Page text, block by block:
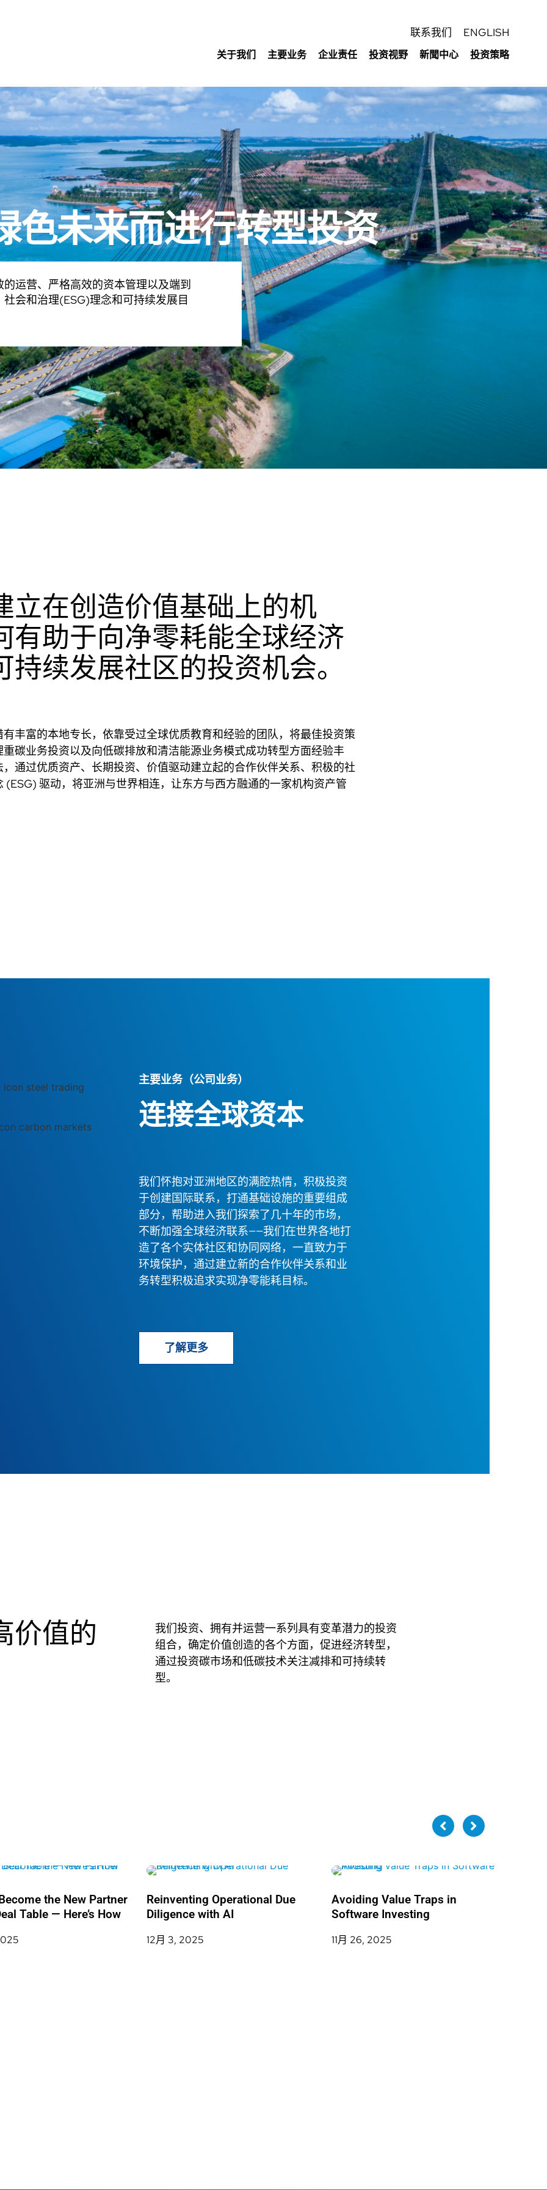
联系我们 ENGLISH
关于我们 主要业务 企业责任 投资视野 新聞中心 投资策略
色未来而进行转型投资
运营、严格高效的资本管理以及端到
会和治理(ESG)理念和可持续发展目
立在创造价值基础上的机
有助于向净零耗能全球经济
续发展社区的投资机会。
丰富的本地专长，依靠受过全球优质教育和经验的团队，将最佳投资策
碳业务投资以及向低碳排放和清洁能源业务模式成功转型方面经验丰
通过优质资产、长期投资、价值驱动建立起的合作伙伴关系、积极的社
(ESG) 驱动，将亚洲与世界相连，让东方与西方融通的一家机构资产管
主要业务（公司业务）
连接全球资本
我们怀抱对亚洲地区的满腔热情，积极投资
于创建国际联系，打通基础设施的重要组成
部分，帮助进入我们探索了几十年的市场，
不断加强全球经济联系——我们在世界各地打
造了各个实体社区和协同网络，一直致力于
环境保护，通过建立新的合作伙伴关系和业
务转型积极追求实现净零能耗目标。
了解更多
价值的
我们投资、拥有并运营一系列具有变革潜力的投资
组合，确定价值创造的各个方面，促进经济转型，
通过投资碳市场和低碳技术关注减排和可持续转
型。
the New Partner
Table — Here’s How
Reinventing Operational Due
Diligence with AI
12月 3, 2025
Avoiding Value Traps in
Software Investing
11月 26, 2025